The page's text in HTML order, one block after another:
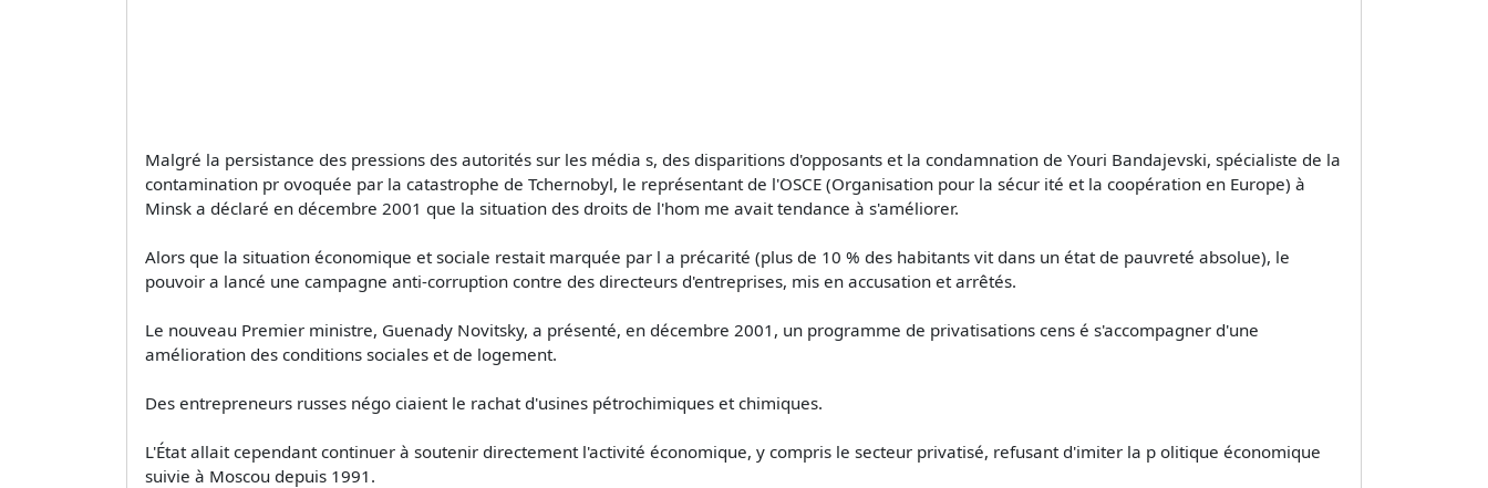
Malgré la persistance des pressions des autorités sur les média s, des disparitions d'opposants et la condamnation de Youri Bandajevski, spécialiste de la
contamination pr ovoquée par la catastrophe de Tchernobyl, le représentant de l'OSCE (Organisation pour la sécur ité et la coopération en Europe) à
Minsk a déclaré en décembre 2001 que la situation des droits de l'hom me avait tendance à s'améliorer.
Alors que la situation économique et sociale restait marquée par l a précarité (plus de 10 % des habitants vit dans un état de pauvreté absolue), le
pouvoir a lancé une campagne anti-corruption contre des directeurs d'entreprises, mis en accusation et arrêtés.
Le nouveau Premier ministre, Guenady Novitsky, a présenté, en décembre 2001, un programme de privatisations cens é s'accompagner d'une
amélioration des conditions sociales et de logement.
Des entrepreneurs russes négo ciaient le rachat d'usines pétrochimiques et chimiques.
L'État allait cependant continuer à soutenir directement l'activité économique, y compris le secteur privatisé, refusant d'imiter la p olitique économique
suivie à Moscou depuis 1991.